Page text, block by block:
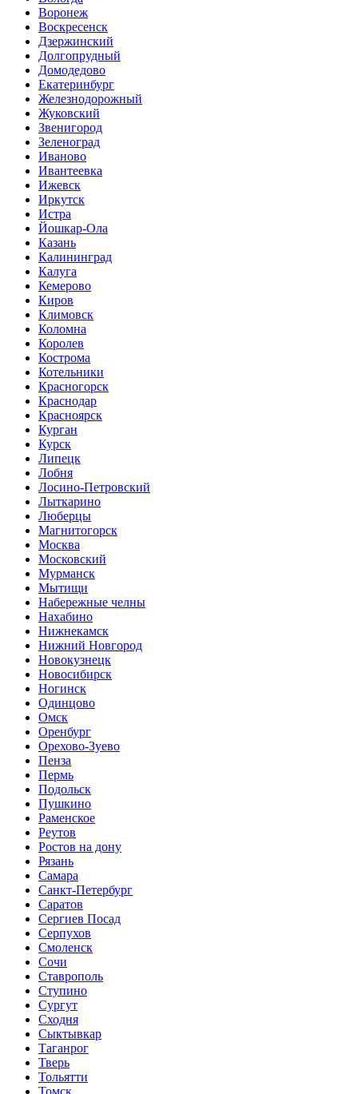
Воронеж
Воскресенск
Дзержинский
Долгопрудный
Домодедово
Екатеринбург
Железнодорожный
Жуковский
Звенигород
Зеленоград
Иваново
Ивантеевка
Ижевск
Иркутск
Истра
Йошкар-Ола
Казань
Калининград
Калуга
Кемерово
Киров
Климовск
Коломна
Королев
Кострома
Котельники
Красногорск
Краснодар
Красноярск
Курган
Курск
Липецк
Лобня
Лосино-Петровский
Лыткарино
Люберцы
Магнитогорск
Москва
Московский
Мурманск
Мытищи
Набережные челны
Нахабино
Нижнекамск
Нижний Новгород
Новокузнецк
Новосибирск
Ногинск
Одинцово
Омск
Оренбург
Орехово-Зуево
Пенза
Пермь
Подольск
Пушкино
Раменское
Реутов
Ростов на дону
Рязань
Самара
Санкт-Петербург
Саратов
Сергиев Посад
Серпухов
Смоленск
Сочи
Ставрополь
Ступино
Сургут
Сходня
Сыктывкар
Таганрог
Тверь
Тольятти
Томск